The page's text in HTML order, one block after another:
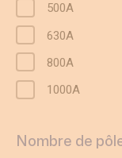
500A
630A
800A
1000A
Nombre de